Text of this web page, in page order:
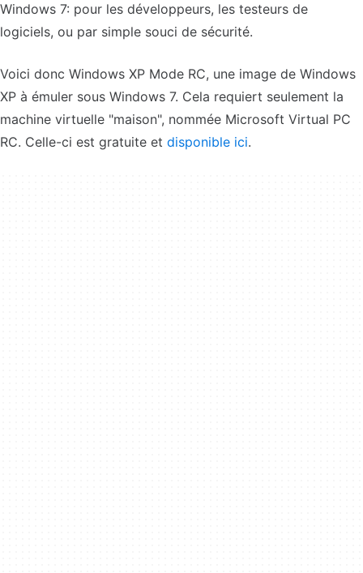
Windows 7: pour les développeurs, les testeurs de
logiciels, ou par simple souci de sécurité.
Voici donc Windows XP Mode RC, une image de Windows
XP à émuler sous Windows 7. Cela requiert seulement la
machine virtuelle "maison", nommée Microsoft Virtual PC
RC. Celle-ci est gratuite et disponible ici.